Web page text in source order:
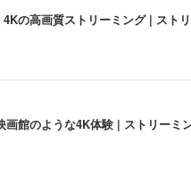
の高画質ストリーミング | スト
館のような4K体験 | ストリーミ